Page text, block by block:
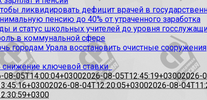
ликвидировать дефицит врачей в
пенсию до 40% от утраченного заработка
и статус школьных учителей до уровня
в коммунальной сфере
городам Урала восстановить очистные сооружения
снижение ключевой ставки
08-05T14:00:04+03002026-08-05T12:45:19+03002026-
2026-08-04T12:20:05+03002026-08-